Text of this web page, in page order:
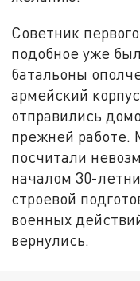
Советник
подобное уже
батальоны
армейский
отправились
прежней работе.
посчитали
началом 30-
строевой
военных
вернулись.